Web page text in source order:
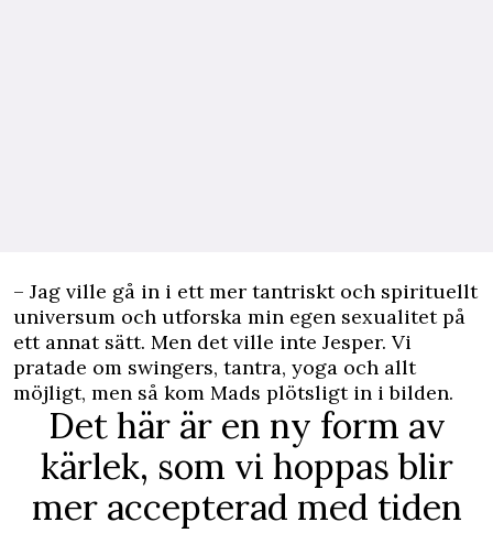
– Jag ville gå in i ett mer tantriskt och spirituellt
universum och utforska min egen sexualitet på
ett annat sätt. Men det ville inte Jesper. Vi
pratade om swingers, tantra, yoga och allt
möjligt, men så kom Mads plötsligt in i bilden.
Det här är en ny form av
kärlek, som vi hoppas blir
mer accepterad med tiden